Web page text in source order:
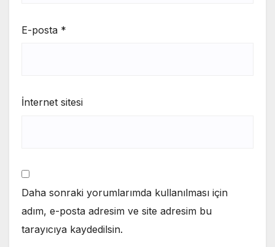
E-posta *
İnternet sitesi
Daha sonraki yorumlarımda kullanılması için
adım, e-posta adresim ve site adresim bu
tarayıcıya kaydedilsin.